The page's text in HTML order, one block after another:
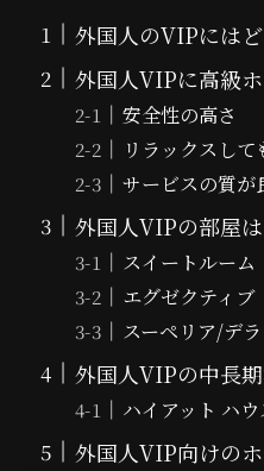
外国人のVIPには
外国人VIPに高級
安全性の高さ
リラックスして
サービスの質が
外国人VIPの部屋
スイートルーム
エグゼクティブ
スーペリア/デ
外国人VIPの中長
ハイアット ハ
外国人VIP向けの